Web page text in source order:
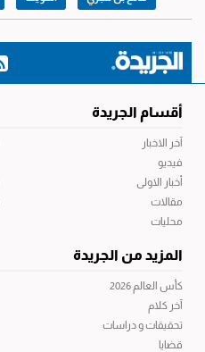
أقسام الجريدة
آخر الاخبار
فيديو
أخبار الاولى
مقالات
محليات
المزيد من الجريدة
كأس العالم 2026
آخر كلام
تحقيقات و دراسات
قضايا